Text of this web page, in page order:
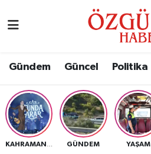
Gündem Güncel Politika
GÜNDEM YAŞAM
Eğitim
Ekonomi
Nöbetçi Eczaneler
Namaz Vakitleri
Trafik Durumu